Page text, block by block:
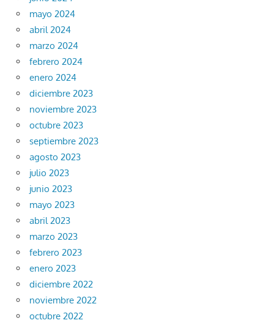
mayo 2024
abril 2024
marzo 2024
febrero 2024
enero 2024
diciembre 2023
noviembre 2023
octubre 2023
septiembre 2023
agosto 2023
julio 2023
junio 2023
mayo 2023
abril 2023
marzo 2023
febrero 2023
enero 2023
diciembre 2022
noviembre 2022
octubre 2022